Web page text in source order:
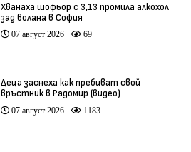
Хванаха шофьор с 3,13 промила алкохол
зад волана в София
07 август 2026 69
Деца заснеха как пребиват свой
връстник в Радомир (видео)
07 август 2026 1183